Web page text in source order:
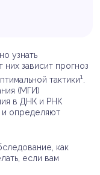
узнать
зависит прогноз
тактики1
(МГИ)
в ДНК и РНК
и определяют
как
если вам